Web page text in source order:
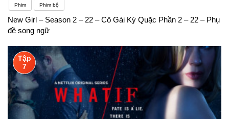
Phim Phim bộ
New Girl – Season 2 – 22 – Cô Gái Kỳ Quặc Phần 2 – 22 – Phụ
đề song ngữ
Tập
7